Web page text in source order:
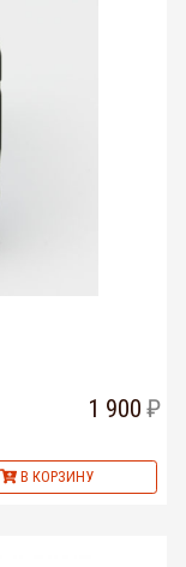
1 900
В КОРЗИНУ